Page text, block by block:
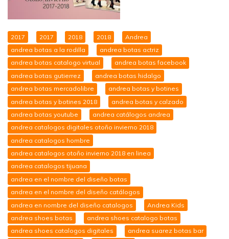
2017 2017 2018 2018
Andrea
andrea botas a la rodilla
andrea botas actriz
andrea botas catalogo virtual
andrea botas facebook
andrea botas gutierrez
andrea botas hidalgo
andrea botas mercadolibre
andrea botas y botines
andrea botas y botines 2018
andrea botas y calzado
andrea botas youtube
andrea catálogos andrea
andrea catalogos digitales otoño invierno 2018
andrea catalogos hombre
andrea catalogos otoño invierno 2018 en linea
andrea catalogos tijuana
andrea en el nombre del diseño botas
andrea en el nombre del diseño catálogos
andrea en nombre del diseño catalogos
Andrea Kids
andrea shoes botas
andrea shoes catalogo botas
andrea shoes catalogos digitales
andrea suarez botas bar